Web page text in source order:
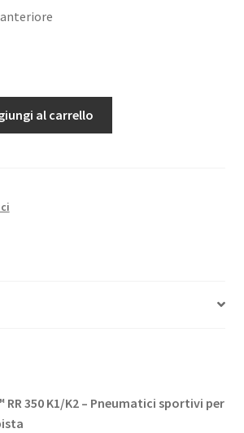
al carrello
RR 350 K1/K2 – Pneumatici sportivi per